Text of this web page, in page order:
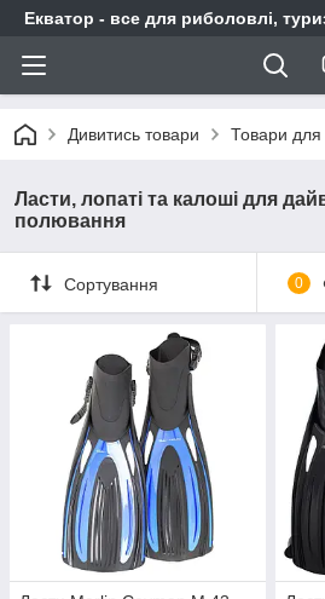
Екватор - все для риболовлі,
Дивитись товари Товари для
Ласти, лопаті та калоші для
полювання
Сортування 0